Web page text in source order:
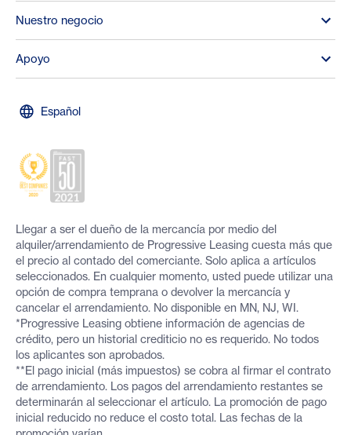
Nuestro negocio
Apoyo
Español
Llegar a ser el dueño de la mercancía por medio del
alquiler/arrendamiento de Progressive Leasing cuesta más que
el precio al contado del comerciante. Solo aplica a artículos
seleccionados. En cualquier momento, usted puede utilizar una
opción de compra temprana o devolver la mercancía y
cancelar el arrendamiento. No disponible en MN, NJ, WI.
*Progressive Leasing obtiene información de agencias de
crédito, pero un historial crediticio no es requerido. No todos
los aplicantes son aprobados.
**El pago inicial (más impuestos) se cobra al firmar el contrato
de arrendamiento. Los pagos del arrendamiento restantes se
determinarán al seleccionar el artículo. La promoción de pago
inicial reducido no reduce el costo total. Las fechas de la